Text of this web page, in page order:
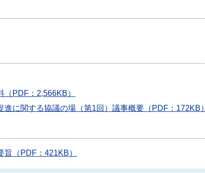
（PDF：2,566KB）
に関する協議の場（第1回）議事概要（PDF：172KB）
（PDF：421KB）